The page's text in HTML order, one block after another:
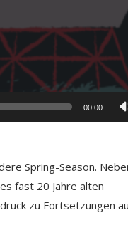
00:00
Spring-Season.
fast 20 Jahre alten
zu Fortsetzungen